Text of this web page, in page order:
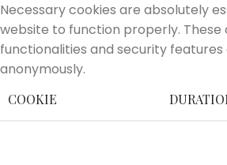
Necessary cookies are absolutely
website to function properly. These
functionalities and security
anonymously.
COOKIE